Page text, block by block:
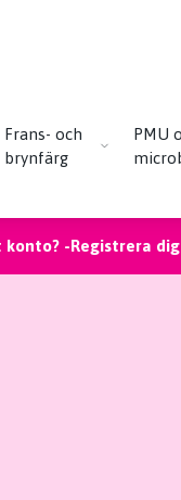
Frans- och
brynfärg
PMU
konto? -Registrera